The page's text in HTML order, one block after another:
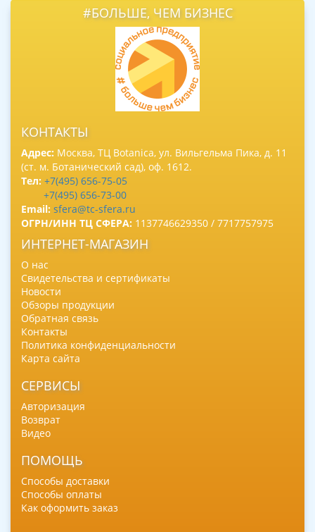
#БОЛЬШЕ, ЧЕМ БИЗНЕС
КОНТАКТЫ
Адрес: Москва, ТЦ Botanica, ул. Вильгельма Пика, д. 11
(ст. м. Ботанический сад), оф. 1612.
Тел: +7(495) 656-75-05
+7(495) 656-73-00
Email: sfera@tc-sfera.ru
ОГРН/ИНН ТЦ СФЕРА: 1137746629350 / 7717757975
ИНТЕРНЕТ-МАГАЗИН
О нас
Свидетельства и сертификаты
Новости
Обзоры продукции
Обратная связь
Контакты
Политика конфиденциальности
Карта сайта
СЕРВИСЫ
Авторизация
Возврат
Видео
ПОМОЩЬ
Способы доставки
Способы оплаты
Как оформить заказ